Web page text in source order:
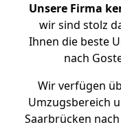
Unsere Firma
wir sind stolz
Ihnen die beste
nach
Wir verfügen
Umzugsbereich
Saarbrücken